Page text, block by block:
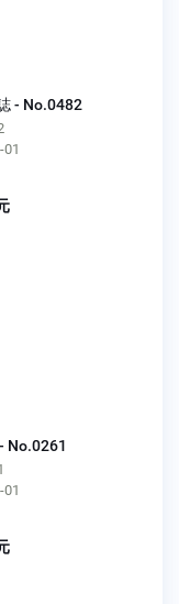
- No.0482
01
No.0261
01